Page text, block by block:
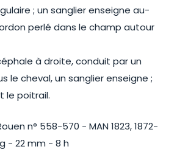
; un sanglier enseigne au-
perlé dans le champ autour
à droite, conduit par un
le cheval, un sanglier enseigne ;
le poitrail.
n° 558-570 - MAN 1823, 1872-
- 22 mm - 8 h